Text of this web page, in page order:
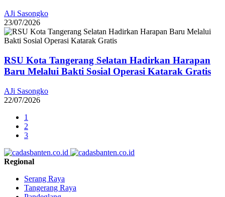
AJi Sasongko
23/07/2026
RSU Kota Tangerang Selatan Hadirkan Harapan
Baru Melalui Bakti Sosial Operasi Katarak Gratis
AJi Sasongko
22/07/2026
1
2
3
Regional
Serang Raya
Tangerang Raya